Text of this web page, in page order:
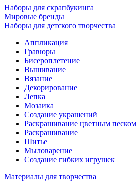
Наборы для скрапбукинга
Мировые бренды
Наборы для детского творчества
Аппликация
Гравюры
Бисероплетение
Вышивание
Вязание
Декорирование
Лепка
Мозаика
Создание украшений
Раскрашивание цветным песком
Раскрашивание
Шитье
Мыловарение
Создание гибких игрушек
Материалы для творчества